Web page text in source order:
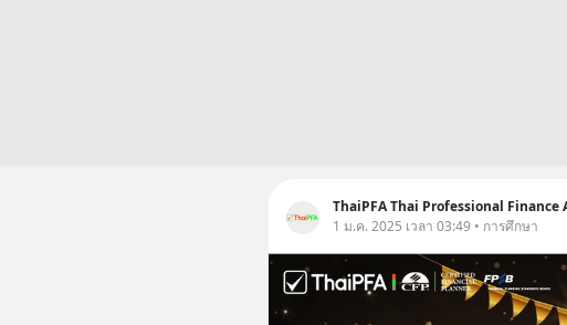
ThaiPFA Thai Professional Finance
1 ม.ค. 2025 เวลา 03:49 • การศึกษา